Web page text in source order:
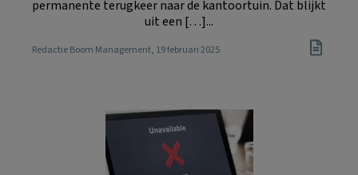
permanente terugkeer naar de kantoortuin. Dat blijkt
uit een […]...
Redactie Boom Management, 19 februari 2025